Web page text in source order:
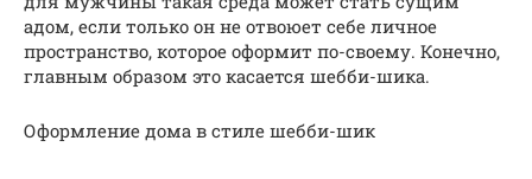
адом, если только он не отвоюет себе личное
пространство, которое оформит по-своему. Конечно,
главным образом это касается шебби-шика.
Оформление дома в стиле шебби-шик